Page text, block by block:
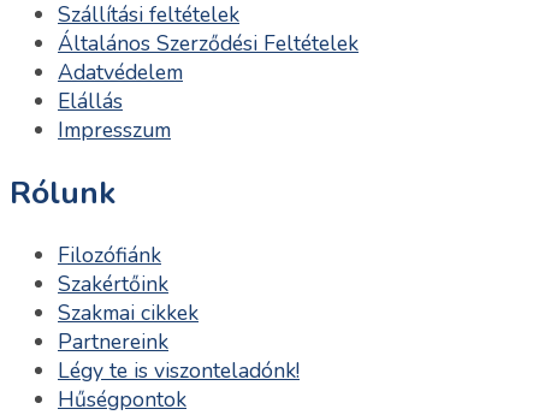
Szállítási feltételek
Általános Szerződési Feltételek
Adatvédelem
Elállás
Impresszum
Rólunk
Filozófiánk
Szakértőink
Szakmai cikkek
Partnereink
Légy te is viszonteladónk!
Hűségpontok